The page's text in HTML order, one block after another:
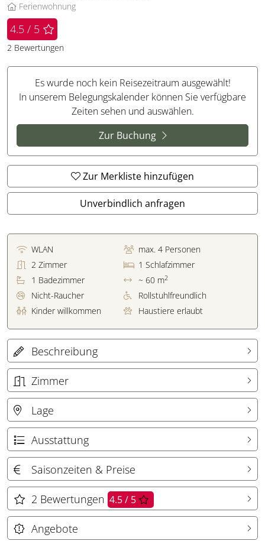
Ferienwohnung
4.5 / 5
2 Bewertungen
Es wurde noch kein Reisezeitraum ausgewählt!
In unserem Belegungskalender können Sie verfügbare
Zeiten sehen und auswählen.
Zur Buchung
Zur Merkliste hinzufügen
Unverbindlich anfragen
WLAN max. 4 Personen
2 Zimmer 1Schlafzimmer
1 Badezimmer ~ 60 m2
Nicht-Raucher
Rollstuhlfreundlich
Kinder willkommen
Haustiere erlaubt
Beschreibung
Zimmer
Lage
Ausstattung
Saisonzeiten & Preise
2 Bewertungen 4.5 / 5
Angebote